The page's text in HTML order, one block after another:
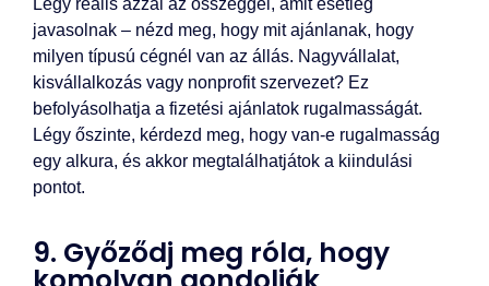
javasolnak – nézd meg, hogy mit ajánlanak, hogy
milyen típusú cégnél van az állás. Nagyvállalat,
kisvállalkozás vagy nonprofit szervezet? Ez
befolyásolhatja a fizetési ajánlatok rugalmasságát.
Légy őszinte, kérdezd meg, hogy van-e rugalmasság
egy alkura, és akkor megtalálhatjátok a kiindulási
pontot.
9. Győződj meg róla, hogy